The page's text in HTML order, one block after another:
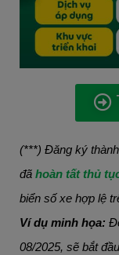
(***) Đăng ký
đã hoàn tất thủ
biển số xe hợp lệ
Ví dụ minh họa:
08/2025, sẽ bắt